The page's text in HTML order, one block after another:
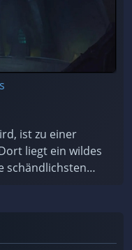
ist zu einer
liegt ein wildes
schändlichsten